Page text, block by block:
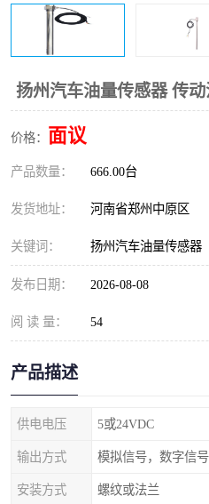
扬州汽车油量传感器 传
价格： 面议
产品数量： 666.00台
发货地址： 河南省郑州中原区
关键词： 扬州汽车油量传感器
发布日期： 2026-08-08
阅 读 量： 54
产品描述
供电电压 5或24VDC
输出方式 模拟信号，数字信
安装方式 螺纹或法兰
流量仪表